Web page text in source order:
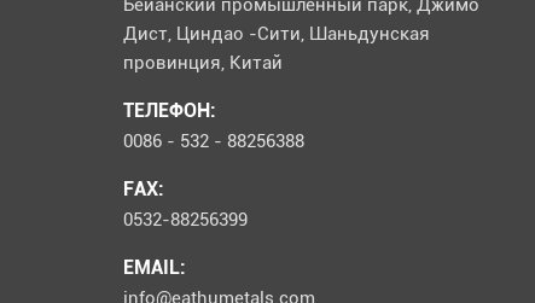
Дист, Циндао -Сити, Шаньдунская
провинция, Китай
ТЕЛЕФОН:
0086 - 532 - 88256388
FAX:
0532-88256399
EMAIL:
info@eathumetals.com